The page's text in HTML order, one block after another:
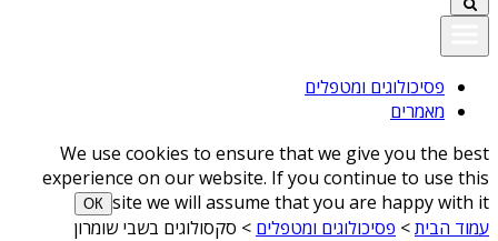
פסיכולוגים ומטפלים
מאמרים
We use cookies to ensure that we give you the best
experience on our website. If you continue to use this
site we will assume that you are happy with it
ОК
עמוד הבית> פסיכולוגים ומטפלים > סקסולוגים בשבי שומרון